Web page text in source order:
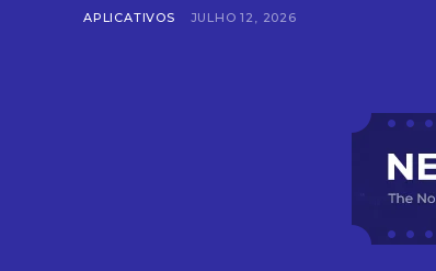
APLICATIVOS JULHO 12, 2026